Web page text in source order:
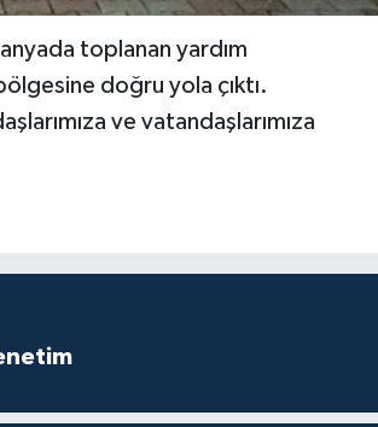
toplanan yardım
doğru yola çıktı.
ve vatandaşlarımıza